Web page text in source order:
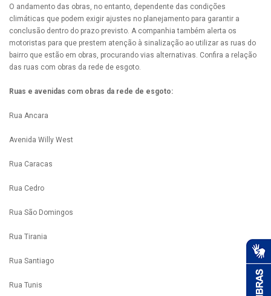
O andamento das obras, no entanto, dependente das condições
climáticas que podem exigir ajustes no planejamento para garantir a
conclusão dentro do prazo previsto. A companhia também alerta os
motoristas para que prestem atenção à sinalização ao utilizar as ruas do
bairro que estão em obras, procurando vias alternativas. Confira a relação
das ruas com obras da rede de esgoto.
Ruas e avenidas com obras da rede de esgoto:
Rua Ancara
Avenida Willy West
Rua Caracas
Rua Cedro
Rua São Domingos
Rua Tirania
Rua Santiago
Rua Tunis